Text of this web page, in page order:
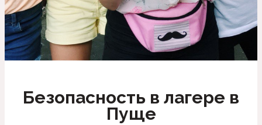
Безопасность в лагере в
Пуще